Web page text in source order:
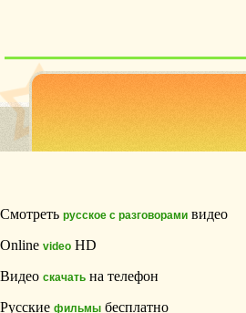
Смотреть русское с разговорами видео
Online video HD
Видео скачать на телефон
Русские фильмы бесплатно